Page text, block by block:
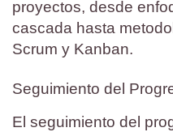
proyectos, desde
cascada hasta
Scrum y Kanban.
Seguimiento del
El seguimiento del